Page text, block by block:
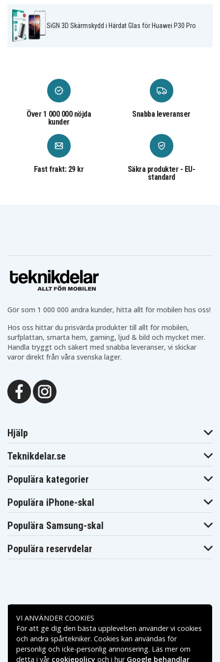
Produkttyp
Märke
SiGN 3D Skärmskydd i Härdat Glas för Huawei P30 Pro
Över 1 000 000 nöjda
kunder
Snabba leveranser
Fast frakt: 29 kr
Säkra produkter - EU-
standard
Gör som 1 000 000 andra kunder, hitta allt för mobilen hos oss!
Hos oss hittar du prisvärda produkter till allt för mobilen,
surfplattan, smarta hem, gaming, ljud & bild och mycket mer.
Handla tryggt och säkert med snabba leveranser, vi skickar
varor direkt från våra svenska lager.
Hjälp
Teknikdelar.se
Populära kategorier
Populära iPhone-skal
Populära Samsung-skal
Populära reservdelar
Betalningsalternativ
Leveransalternativ
VI ANVÄNDER COOKIES
För att ge dig den bästa upplevelsen använder vi cookies
och andra spårtekniker. Cookies kan användas för
personlig och icke-personlig annonsering. Läs mer om
detta i vår cookiepolicy och i hur Google behandlar